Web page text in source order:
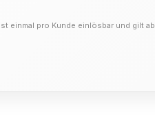
einmal pro Kunde einlösbar und gilt